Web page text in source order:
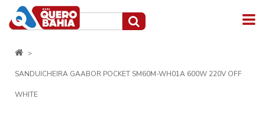
SANDUICHEIRA GAABOR POCKET SM60M-WH01A 600W 220V OFF
WHITE